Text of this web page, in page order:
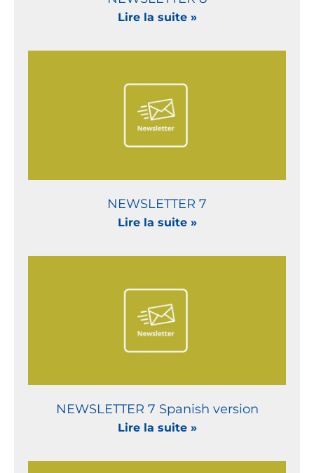
Lire la suite »
NEWSLETTER 7
Lire la suite »
NEWSLETTER 7 Spanish version
Lire la suite »